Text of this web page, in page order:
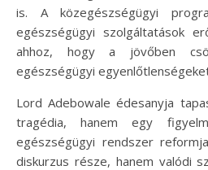
is. A közegészségügyi
egészségügyi szolgáltatások
ahhoz, hogy a jövőben
egészségügyi
Lord Adebowale édesanyja
tragédia, hanem egy
egészségügyi rendszer
diskurzus része, hanem valódi